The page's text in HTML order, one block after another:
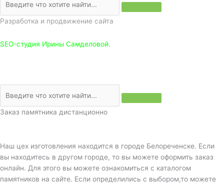
Разработка и продвижение сайта
SEO-студия Ирины Самделовой.
Заказ памятника дистанционно
Наш цех изготовления находится в городе Белореченске. Если
вы находитесь в другом городе, то вы можете оформить заказ
онлайн. Для этого вы можете ознакомиться с каталогом
памятников на сайте. Если определились с выбором,то можете